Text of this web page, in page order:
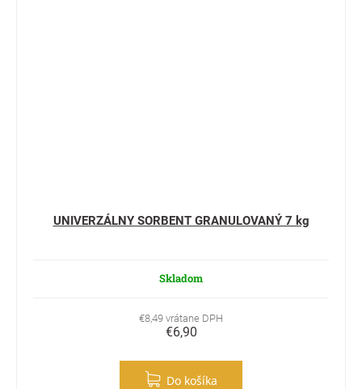
UNIVERZÁLNY SORBENT GRANULOVANÝ 7 kg
Skladom
€8,49 vrátane DPH
€6,90
Do košíka